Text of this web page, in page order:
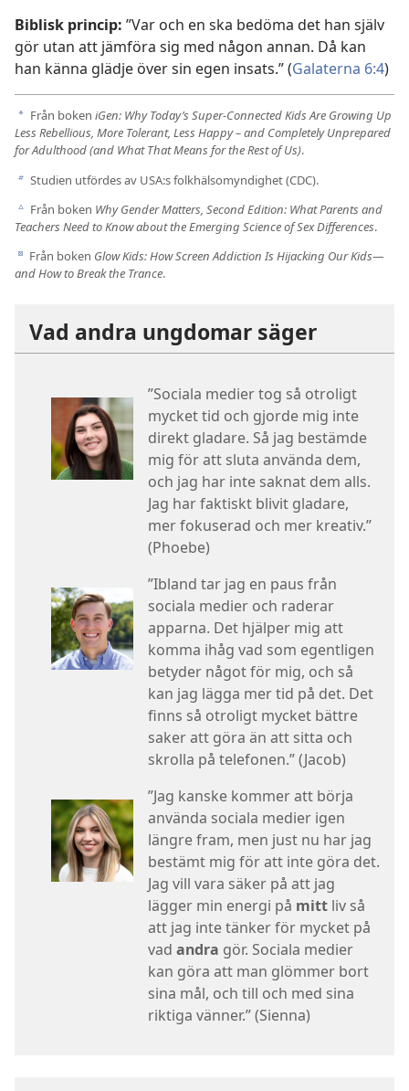
Biblisk princip: ”Var och en ska bedöma det han själv
gör utan att jämföra sig med någon annan. Då kan
han känna glädje över sin egen insats.” (Galaterna 6:4)
a Från boken iGen: Why Today’s Super-Connected Kids Are Growing Up
Less Rebellious, More Tolerant, Less Happy – and Completely Unprepared
for Adulthood (and What That Means for the Rest of Us).
b Studien utfördes av USA:s folkhälsomyndighet (CDC).
c Från boken Why Gender Matters, Second Edition: What Parents and
Teachers Need to Know about the Emerging Science of Sex Differences.
d Från boken Glow Kids: How Screen Addiction Is Hijacking Our Kids—
and How to Break the Trance.
Vad andra ungdomar säger
”Sociala medier tog så otroligt
mycket tid och gjorde mig inte
direkt gladare. Så jag bestämde
mig för att sluta använda dem,
och jag har inte saknat dem alls.
Jag har faktiskt blivit gladare,
mer fokuserad och mer kreativ.”
(Phoebe)
”Ibland tar jag en paus från
sociala medier och raderar
apparna. Det hjälper mig att
komma ihåg vad som egentligen
betyder något för mig, och så
kan jag lägga mer tid på det. Det
finns så otroligt mycket bättre
saker att göra än att sitta och
skrolla på telefonen.” (Jacob)
”Jag kanske kommer att börja
använda sociala medier igen
längre fram, men just nu har jag
bestämt mig för att inte göra det.
Jag vill vara säker på att jag
lägger min energi på mitt liv så
att jag inte tänker för mycket på
vad andra gör. Sociala medier
kan göra att man glömmer bort
sina mål, och till och med sina
riktiga vänner.” (Sienna)